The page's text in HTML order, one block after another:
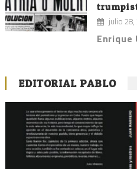
julio 28,
Enrique
EDITORIAL PABLO